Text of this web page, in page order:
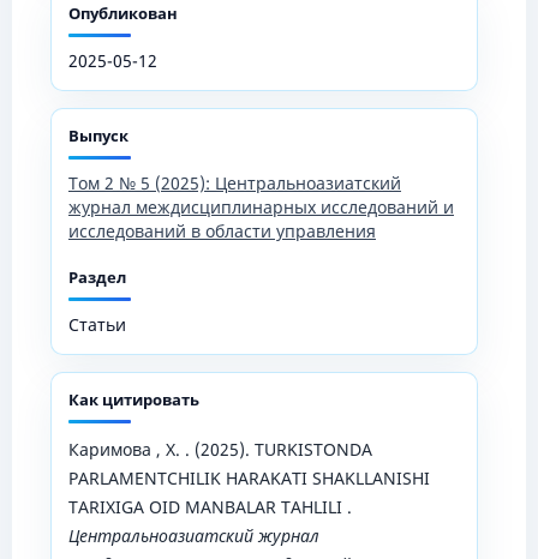
Опубликован
2025-05-12
Выпуск
Том 2 № 5 (2025): Центральноазиатский
журнал междисциплинарных исследований и
исследований в области управления
Раздел
Статьи
Как цитировать
Каримова , Х. . (2025). TURKISTONDA
PARLAMENTCHILIK HARAKATI SHAKLLANISHI
TARIXIGA OID MANBALAR TAHLILI .
Центральноазиатский журнал